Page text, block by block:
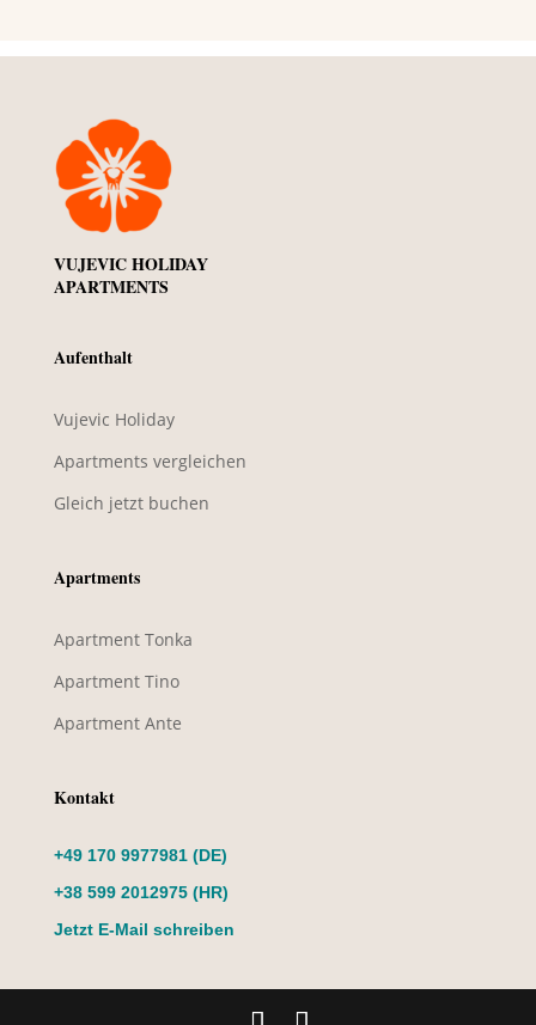
VUJEVIC HOLIDAY
APARTMENTS
Aufenthalt
Vujevic Holiday
Apartments vergleichen
Gleich jetzt buchen
Apartments
Apartment Tonka
Apartment Tino
Apartment Ante
Kontakt
+49 170 9977981 (DE)
+38 599 2012975 (HR)
Jetzt E-Mail schreiben